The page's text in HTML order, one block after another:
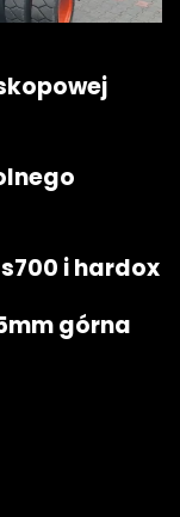
i hardox
górna